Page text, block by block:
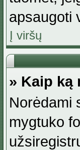
apsaugoti
Į viršų
» Kaip ką
Norėdami
mygtuko